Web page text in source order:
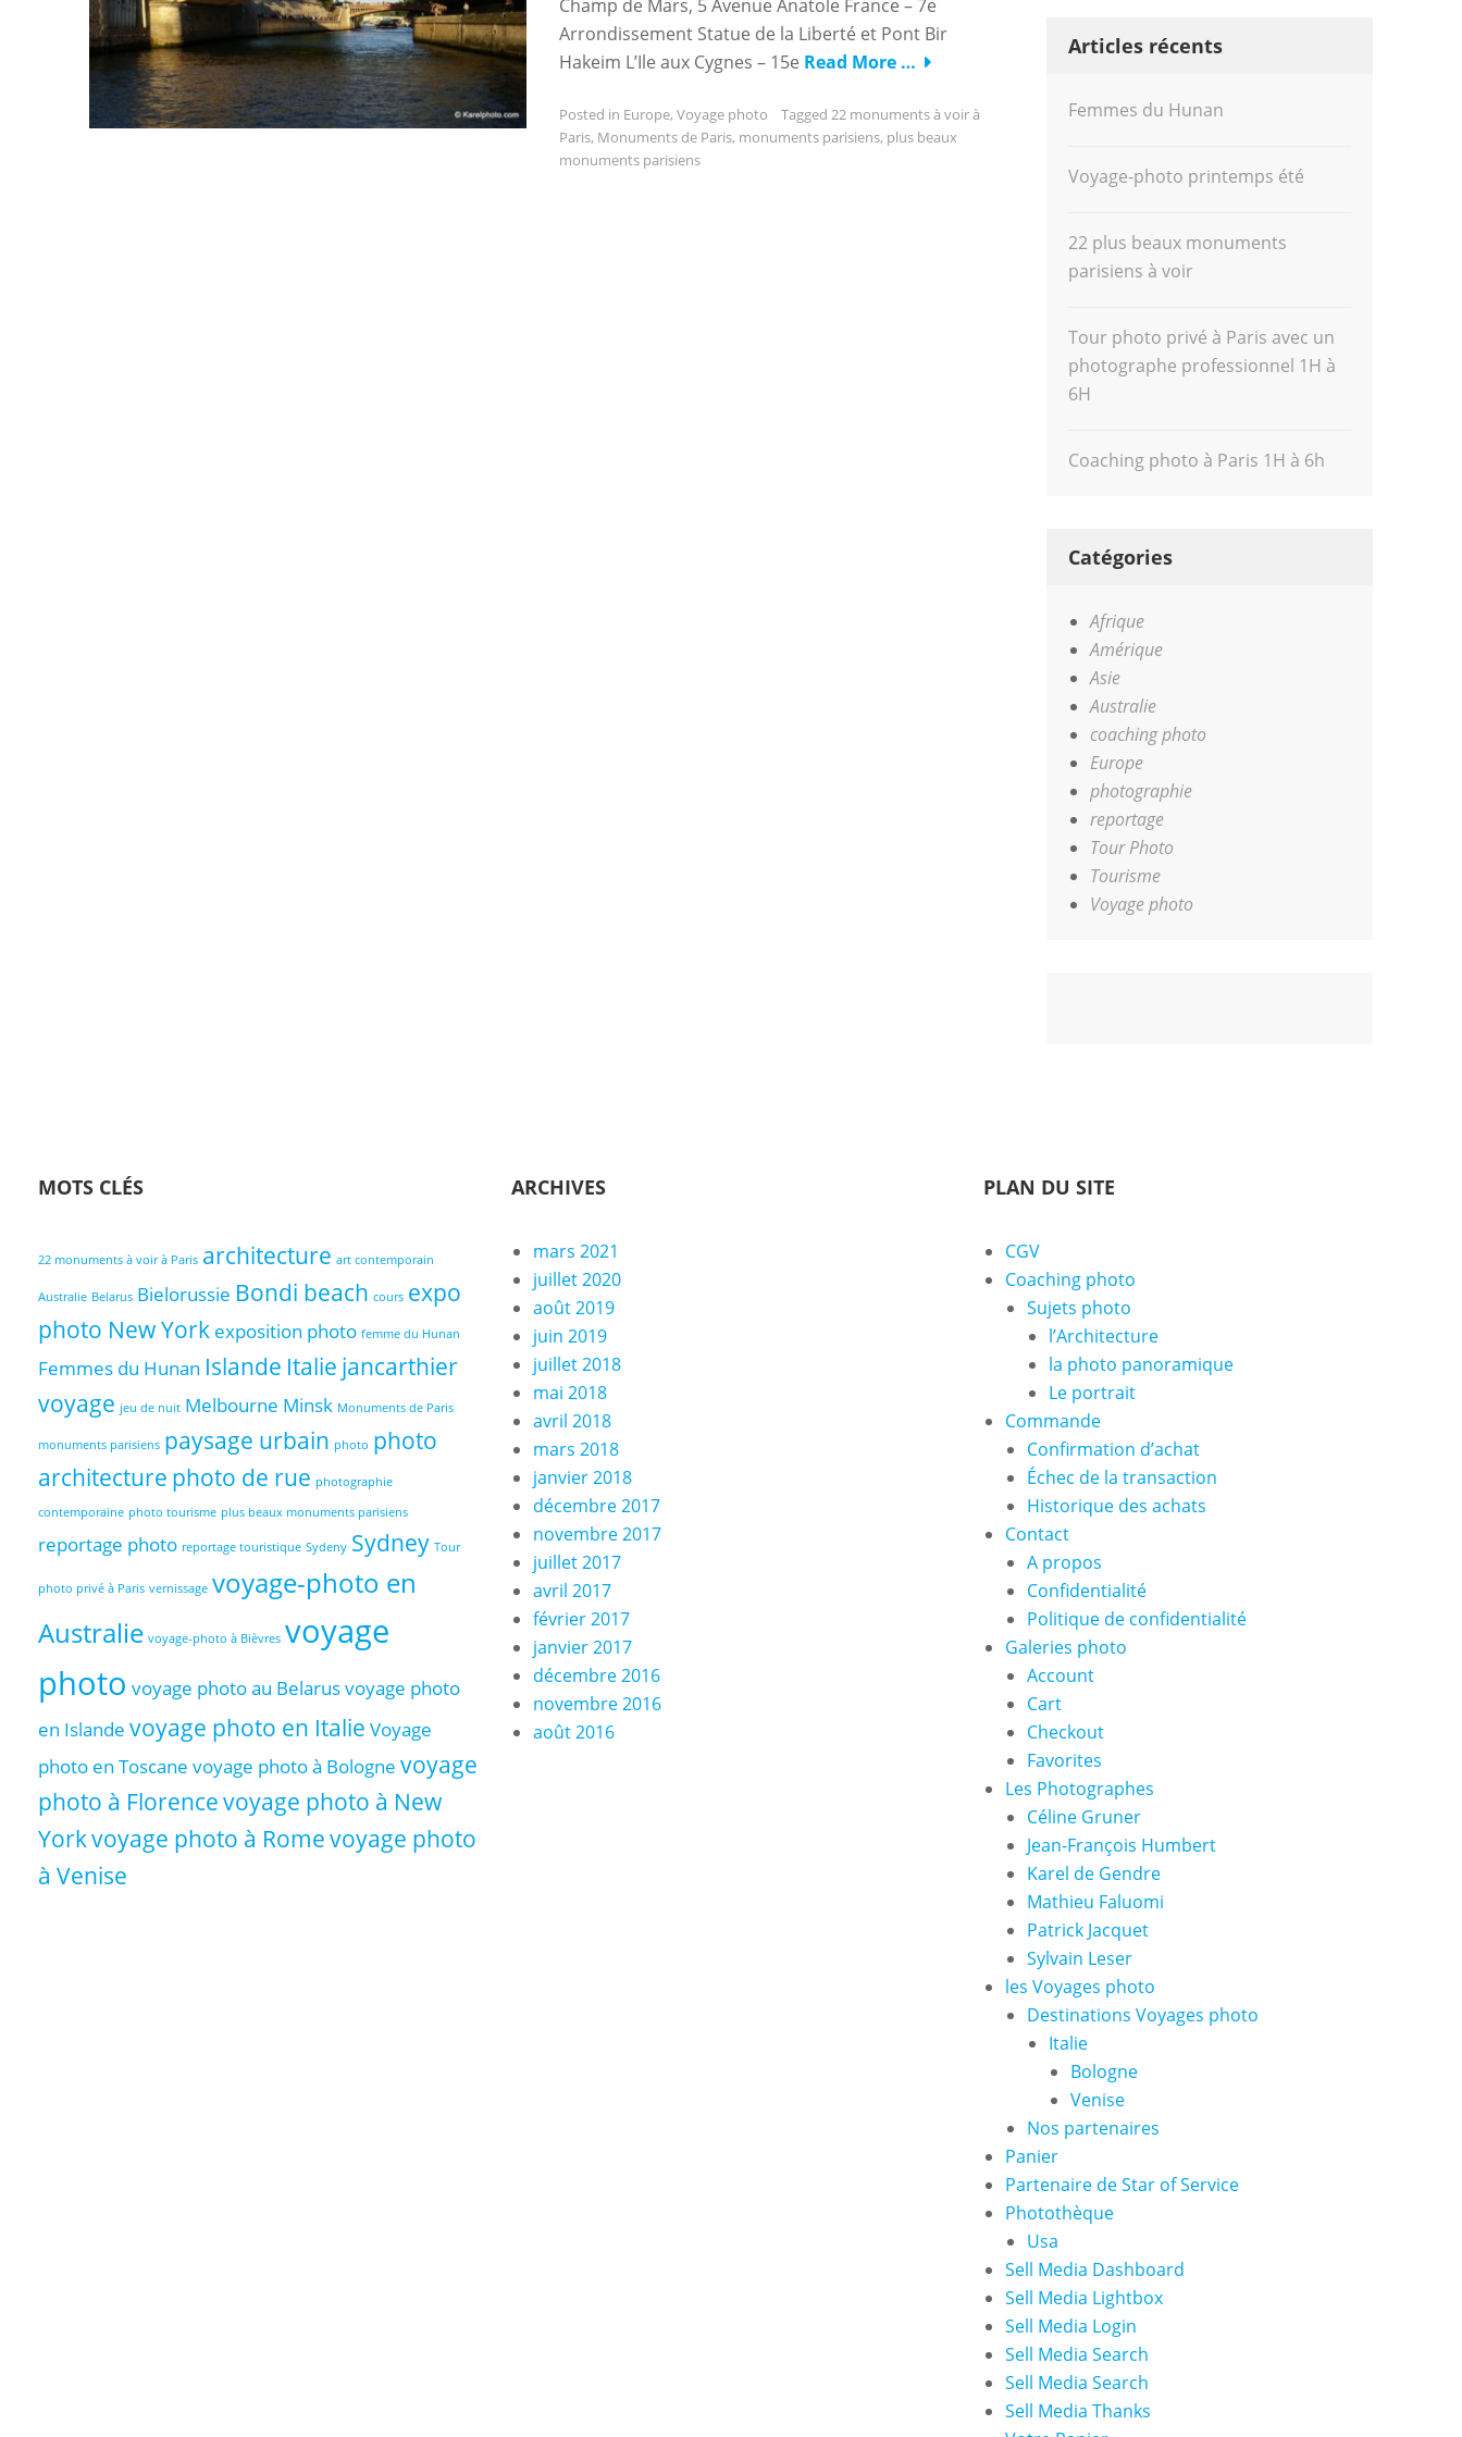
Champ de Mars, 5 Avenue Anatole France – 7e
Arrondissement Statue de la Liberté et Pont Bir
Hakeim L’Ile aux Cygnes – 15e Read More …
Posted in Europe, Voyage photo Tagged 22 monuments à voir à
Paris, Monuments de Paris, monuments parisiens, plus beaux
monuments parisiens
Articles récents
Femmes du Hunan
Voyage-photo printemps été
22 plus beaux monuments
parisiens à voir
Tour photo privé à Paris avec un
photographe professionnel 1H à
6H
Coaching photo à Paris 1H à 6h
Catégories
Afrique
Amérique
Asie
Australie
coaching photo
Europe
photographie
reportage
Tour Photo
Tourisme
Voyage photo
MOTS CLÉS
22 monuments à voir à Paris architecture art contemporain
Australie Belarus Bielorussie Bondi beach cours expo
photo New York exposition photo femme du Hunan
Femmes du Hunan Islande Italie jancarthier
voyage jeu de nuit Melbourne Minsk Monuments de Paris
monuments parisiens paysage urbain photo photo
architecture photo de rue photographie
contemporaine photo tourisme plus beaux monuments parisiens
reportage photo reportage touristique Sydeny Sydney Tour
photo privé à Paris vernissage voyage-photo en
Australie voyage-photo à Bièvres voyage
photo voyage photo au Belarusvoyage photo
en Islande voyage photo en Italie Voyage
photo en Toscane voyage photo à Bologne voyage
photo à Florencevoyage photo à New
Yorkvoyage photo à Romevoyage photo
à Venise
ARCHIVES
mars 2021
juillet 2020
août 2019
juin 2019
juillet 2018
mai 2018
avril 2018
mars 2018
janvier 2018
décembre 2017
novembre 2017
juillet 2017
avril 2017
février 2017
janvier 2017
décembre 2016
novembre 2016
août 2016
PLAN DU SITE
CGV
Coaching photo
Sujets photo
l’Architecture
la photo panoramique
Le portrait
Commande
Confirmation d’achat
Échec de la transaction
Historique des achats
Contact
A propos
Confidentialité
Politique de confidentialité
Galeries photo
Account
Cart
Checkout
Favorites
Les Photographes
Céline Gruner
Jean-François Humbert
Karel de Gendre
Mathieu Faluomi
Patrick Jacquet
Sylvain Leser
les Voyages photo
Destinations Voyages photo
Italie
Bologne
Venise
Nos partenaires
Panier
Partenaire de Star of Service
Photothèque
Usa
Sell Media Dashboard
Sell Media Lightbox
Sell Media Login
Sell Media Search
Sell Media Search
Sell Media Thanks